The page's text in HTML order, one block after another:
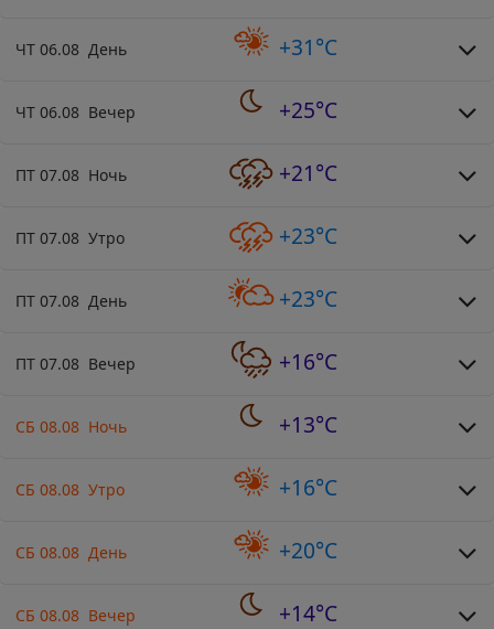
ЧТ 06.08 День +31°C
ЧТ 06.08 Вечер +25°C
ПТ 07.08 Ночь +21°C
ПТ 07.08 Утро +23°C
ПТ 07.08 День +23°C
ПТ 07.08 Вечер +16°C
СБ 08.08 Ночь +13°C
СБ 08.08 Утро +16°C
СБ 08.08 День +20°C
СБ 08.08 Вечер +14°C